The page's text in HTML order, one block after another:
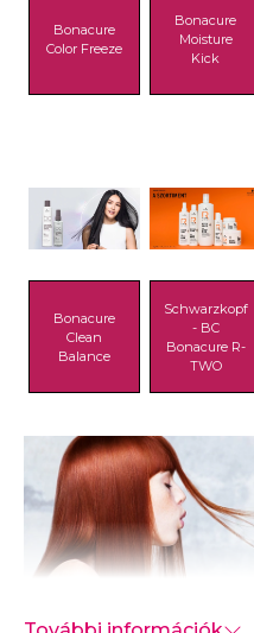
Bonacure
Color Freeze
Bonacure
Moisture
Kick
Bonacure
Clean
Balance
Schwarzkopf
- BC
Bonacure R-
TWO